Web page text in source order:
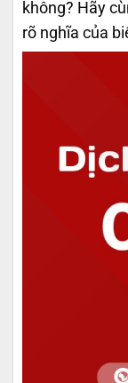
không? Hãy
rõ nghĩa của